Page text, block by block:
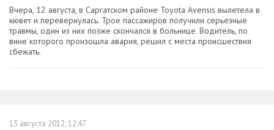
Вчера, 12 августа, в Саргатском районе Toyota Avensis вылетела в
кювет и перевернулась. Трое пассажиров получили серьезные
травмы, один из них позже скончался в больнице. Водитель, по
вине которого произошла авария, решил с места происшествия
сбежать.
13 августа 2012, 12:47